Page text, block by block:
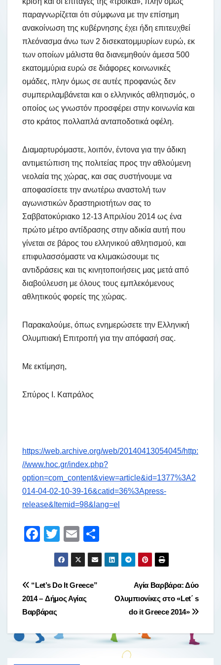
παραγνωρίζεται ότι σύμφωνα με την επίσημη
ανακοίνωση της κυβέρνησης έχει ήδη επιτευχθεί
πλεόνασμα άνω των 2 δισεκατομμυρίων ευρώ, εκ
των οποίων μάλιστα θα διανεμηθούν άμεσα 500
εκατομμύρια ευρώ σε διάφορες κοινωνικές
ομάδες, πλην όμως σε αυτές προφανώς δεν
συμπεριλαμβάνεται και ο ελληνικός αθλητισμός, ο
οποίος ως γνωστόν προσφέρει στην κοινωνία και
στο κράτος πολλαπλά ανταποδοτικά οφέλη.
Διαμαρτυρόμαστε, λοιπόν, έντονα για την άδικη
αντιμετώπιση της πολιτείας προς την αθλούμενη
νεολαία της χώρας, και σας συστήνουμε να
αποφασίσετε την ανωτέρω αναστολή των
αγωνιστικών δραστηριοτήτων σας το
Σαββατοκύριακο 12-13 Απριλίου 2014 ως ένα
πρώτο μέτρο αντίδρασης στην αδικία αυτή που
γίνεται σε βάρος του ελληνικού αθλητισμού, και
επιφυλασσόμαστε να κλιμακώσουμε τις
αντιδράσεις και τις κινητοποιήσεις μας μετά από
διαβούλευση με όλους τους εμπλεκόμενους
αθλητικούς φορείς της χώρας.
Παρακαλούμε, όπως ενημερώσετε την Ελληνική
Ολυμπιακή Επιτροπή για την απόφασή σας.
Με εκτίμηση,
Σπύρος Ι. Καπράλος
https://web.archive.org/web/20140413054045/http:
//www.hoc.gr/index.php?
option=com_content&view=article&id=1377%3A2
014-04-02-10-39-16&catid=36%3Apress-
release&Itemid=98&lang=el
F
e
b
o
o
k
T
wi
tt
er
E
m
ail
οι
ρ
ίτ
ε
Πλοήγηση
άρθρων
Αγία Βαρβάρα: Δύο
Ολυμπιονίκες στο «Let΄ s
do it Greece 2014»
“Let’s Do It Greece”
2014 – Δήμος Αγίας
Βαρβάρας